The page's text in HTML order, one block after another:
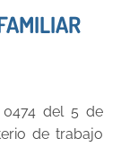
del 5 de
de trabajo